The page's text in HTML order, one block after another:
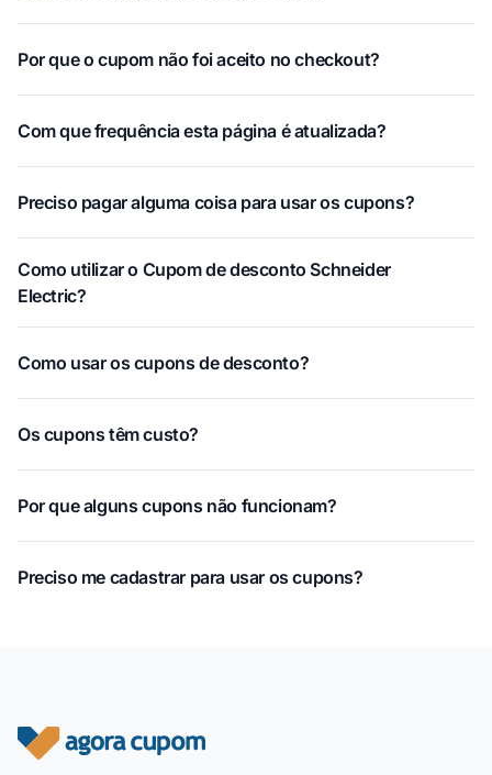
Por que o cupom não foi aceito no checkout?
Com que frequência esta página é atualizada?
Preciso pagar alguma coisa para usar os cupons?
Como utilizar o Cupom de desconto Schneider
Electric?
Como usar os cupons de desconto?
Os cupons têm custo?
Por que alguns cupons não funcionam?
Preciso me cadastrar para usar os cupons?
Rodapé do site